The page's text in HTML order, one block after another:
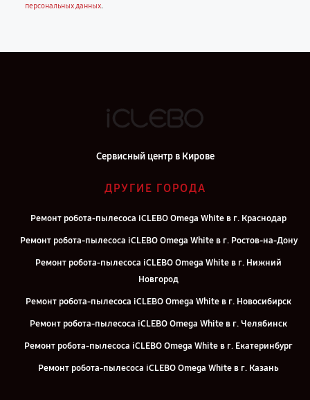
персональных данных.
Сервисный центр в Кирове
ДРУГИЕ ГОРОДА
Ремонт робота-пылесоса iCLEBO Omega White в г. Краснодар
Ремонт робота-пылесоса iCLEBO Omega White в г. Ростов-на-Дону
Ремонт робота-пылесоса iCLEBO Omega White в г. Нижний
Новгород
Ремонт робота-пылесоса iCLEBO Omega White в г. Новосибирск
Ремонт робота-пылесоса iCLEBO Omega White в г. Челябинск
Ремонт робота-пылесоса iCLEBO Omega White в г. Екатеринбург
Ремонт робота-пылесоса iCLEBO Omega White в г. Казань